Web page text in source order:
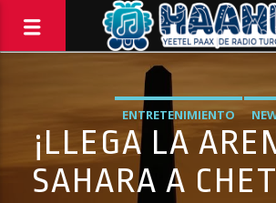
ENTRETENIMIENTO
¡LLEGA LA
SAHARA A